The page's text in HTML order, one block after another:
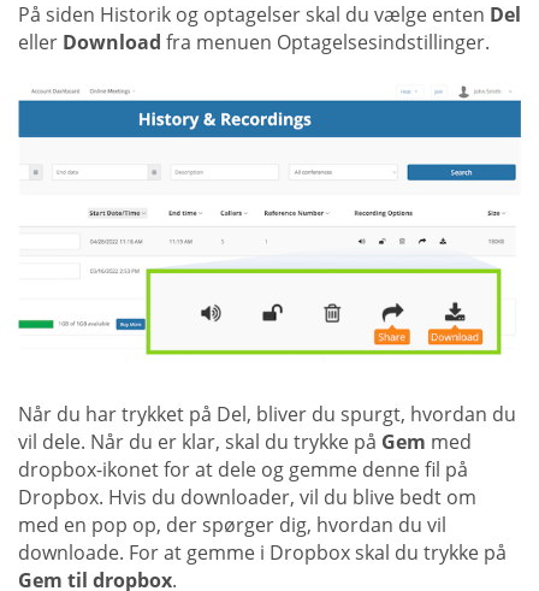
På siden Historik og optagelser skal du vælge enten Del
eller Download fra menuen Optagelsesindstillinger.
Når du har trykket på Del, bliver du spurgt, hvordan du
vil dele. Når du er klar, skal du trykke på Gem med
dropbox-ikonet for at dele og gemme denne fil på
Dropbox. Hvis du downloader, vil du blive bedt om
med en pop op, der spørger dig, hvordan du vil
downloade. For at gemme i Dropbox skal du trykke på
Gem til dropbox.